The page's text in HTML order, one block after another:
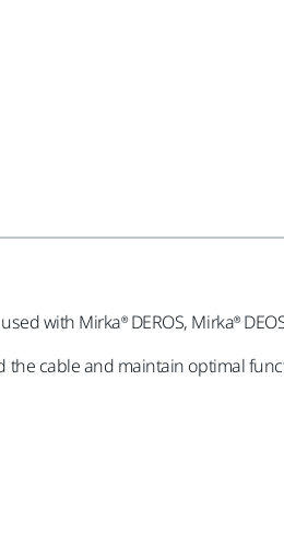
with Mirka® DEROS, Mirka®
cable and maintain optimal